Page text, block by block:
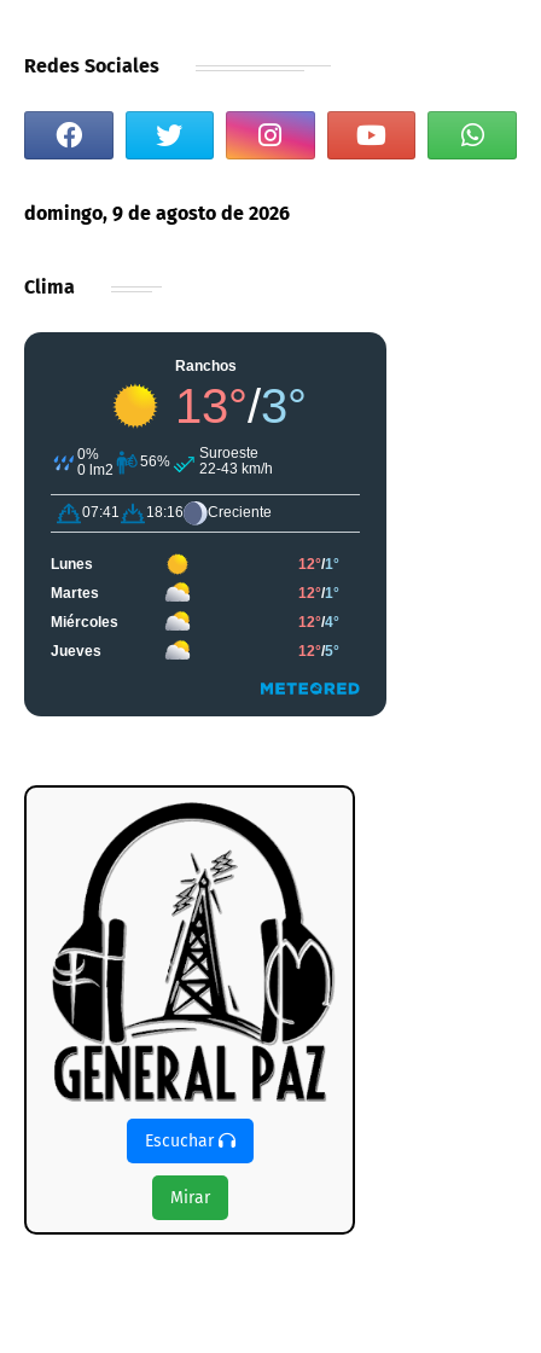
Redes Sociales
domingo, 9 de agosto de 2026
Clima
Escuchar
Mirar